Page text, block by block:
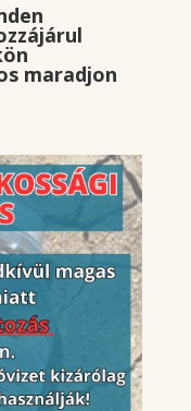
maradjon